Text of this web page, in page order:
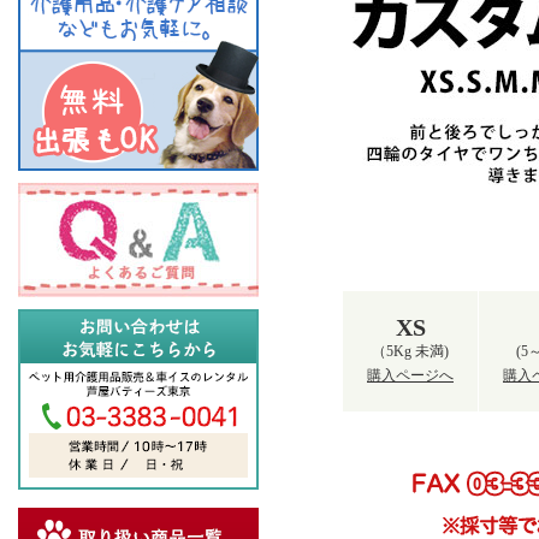
XS
（5Kg 未満)
購入ページへ
(5
購入